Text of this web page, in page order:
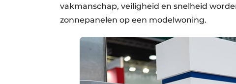
vakmanschap, veiligheid en snelheid
zonnepanelen op een modelwoning.